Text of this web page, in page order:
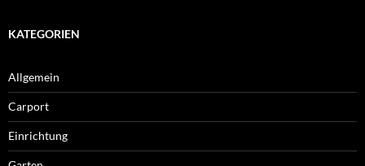
KATEGORIEN
Allgemein
Carport
Einrichtung